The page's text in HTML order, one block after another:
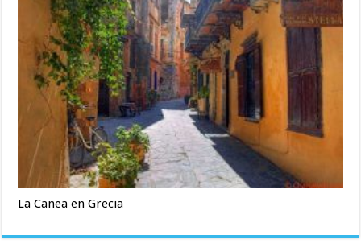
La Canea en Grecia